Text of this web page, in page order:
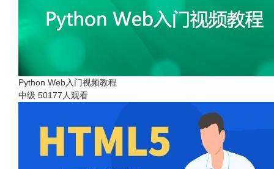
Python Web入门视频教程
中级 50177人观看